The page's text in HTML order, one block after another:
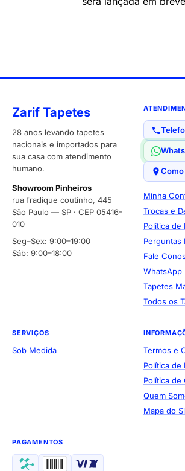
Zarif Tapetes
28 anos levando tapetes
nacionais e importados para
sua casa com atendimento
humano.
Showroom Pinheiros
rua fradique coutinho, 445
São Paulo — SP · CEP 05416-
010
Seg–Sex: 9:00–19:00
Sáb: 9:00–18:00
Minha
Trocas e
Política de
Perguntas
Fale
WhatsApp
Tapetes
Todos os
SERVIÇOS
Sob Medida
Termos e
Política de
Política de
Quem
Mapa do
PAGAMENTOS